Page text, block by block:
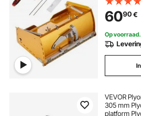
spatbord,
messen (10/
6090€
Op voorraad.
VEVOR
305 mm
platform